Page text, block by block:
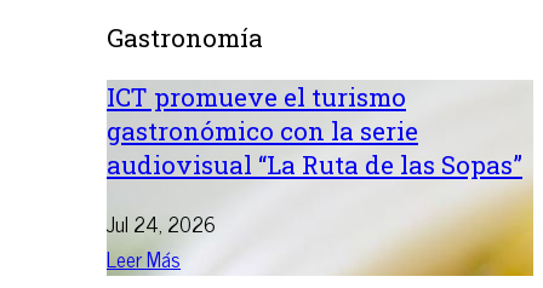
Gastronomía
ICT promueve el turismo
gastronómico con la serie
audiovisual “La Ruta de las Sopas”
Jul 24, 2026
Leer Más